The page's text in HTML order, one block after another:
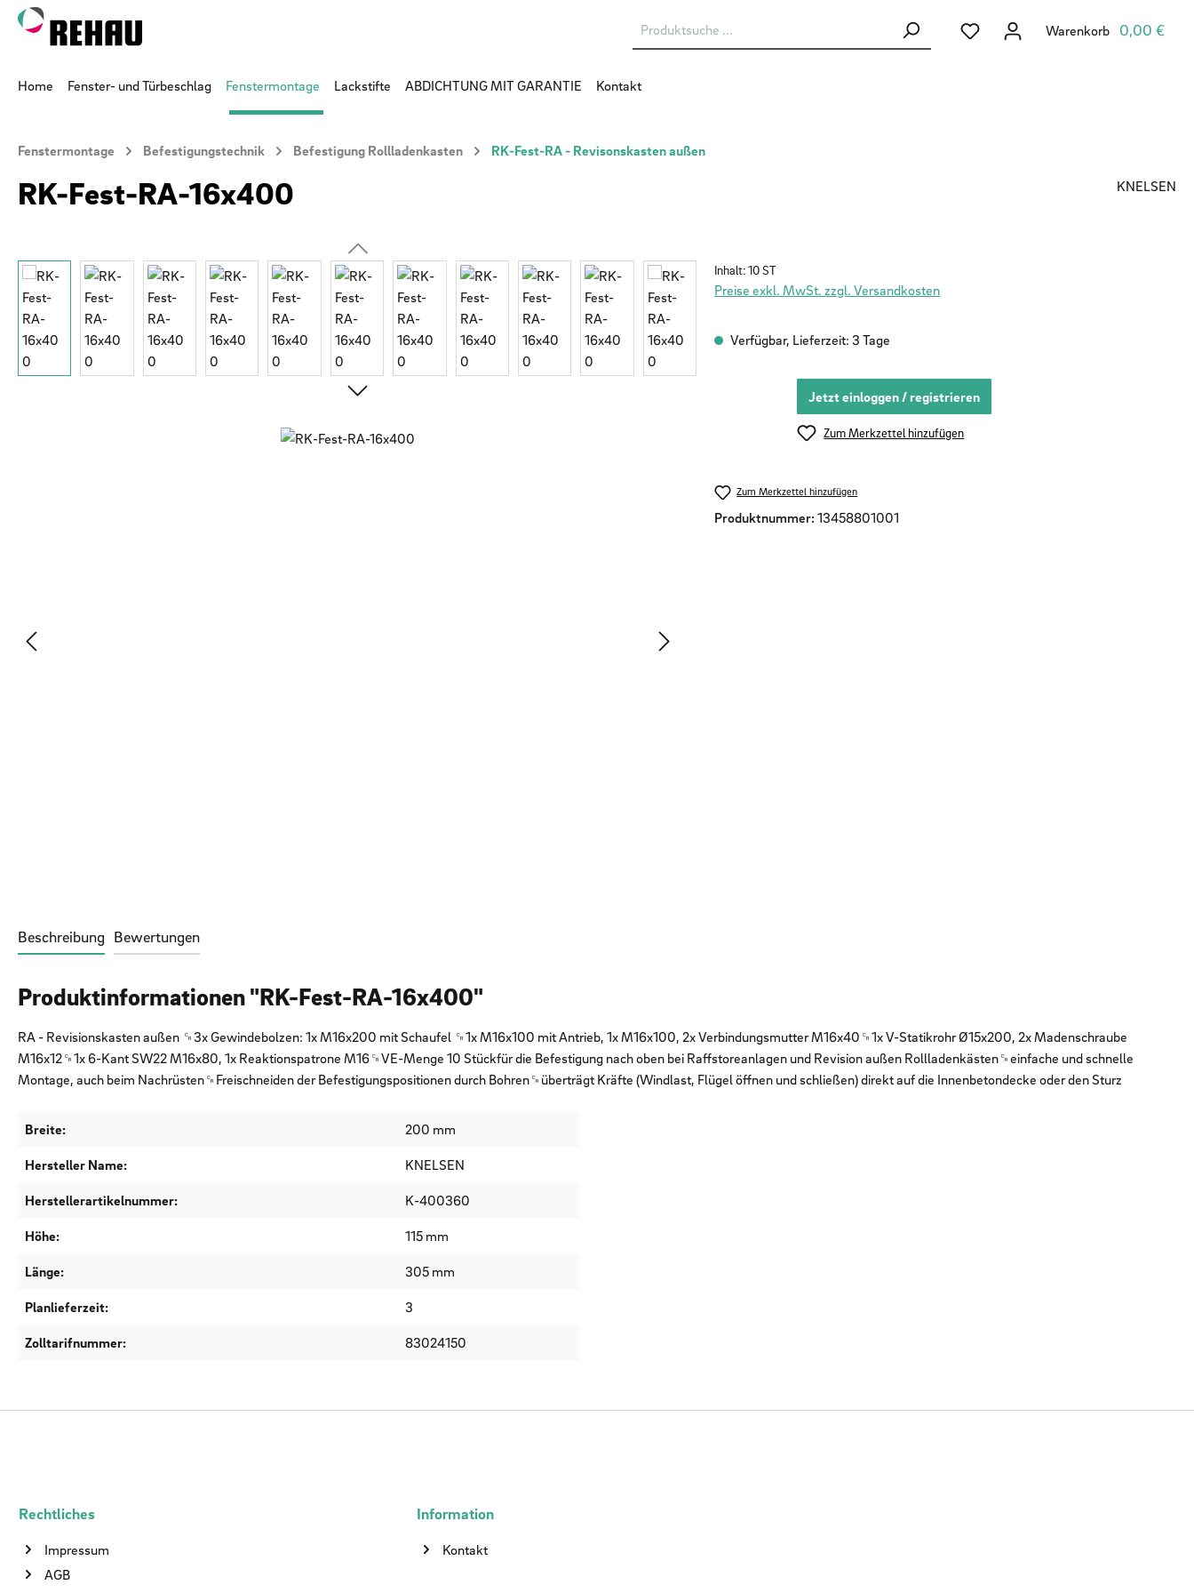
Hauptinhalt springen
Zur Suche springen
Zur Hauptnavigation springen
Du hast 0 Produkte auf dem
Warenkorb 0,00 €
Home Fenster- und Türbeschlag Fenstermontage Lackstifte ABDICHTUNG MIT GARANTIE Kontakt
Fenstermontage Befestigungstechnik Befestigung Rollladenkasten RK-Fest-RA - Revisonskasten außen
RK-Fest-RA-16x400 KNELSEN
Bildergalerie überspringen Inhalt:10 ST
Preise exkl. MwSt. zzgl. Versandkosten
Verfügbar, Lieferzeit: 3 Tage
Jetzt einloggen / registrieren
Zum Merkzettel hinzufügen
Zum Merkzettel hinzufügen
Produktnummer: 13458801001
Beschreibung Bewertungen
Produktinformationen "RK-Fest-RA-16x400"
RA - Revisionskasten außen ␍3x Gewindebolzen: 1x M16x200 mit Schaufel ␍1x M16x100 mit Antrieb, 1x M16x100, 2x Verbindungsmutter M16x40␍1x V-Statikrohr Ø15x200, 2x Madenschraube
M16x12␍1x 6-Kant SW22 M16x80, 1x Reaktionspatrone M16␍VE-Menge 10 Stückfür die Befestigung nach oben bei Raffstoreanlagen und Revision außen Rollladenkästen␍einfache und schnelle
Montage, auch beim Nachrüsten␍Freischneiden der Befestigungspositionen durch Bohren␍überträgt Kräfte (Windlast, Flügel öffnen und schließen) direkt auf die Innenbetondecke oder den Sturz
Breite:
200 mm
Hersteller Name:
KNELSEN
Herstellerartikelnummer:
K-400360
Höhe:
115 mm
Länge:
305 mm
Planlieferzeit:
3
Zolltarifnummer:
83024150
Rechtliches
Impressum
AGB
Information
Kontakt